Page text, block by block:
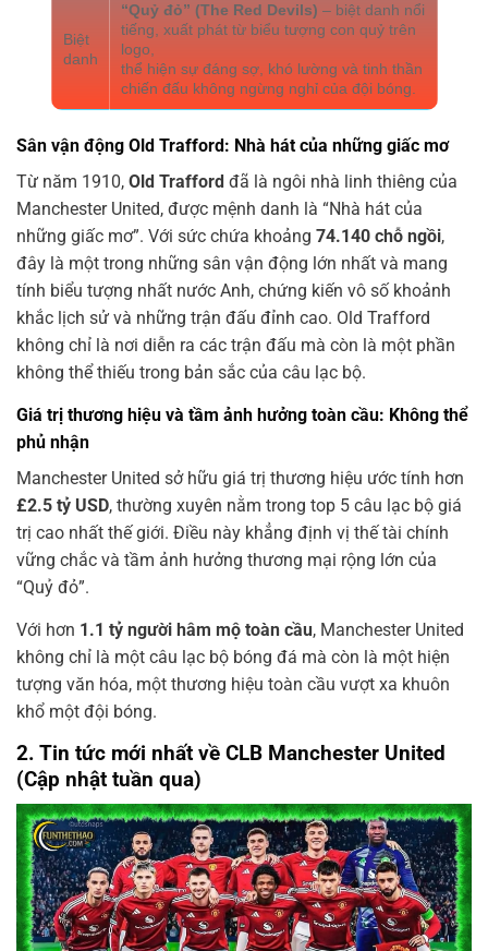
Biệt
danh
“Quỷ đỏ” (The Red Devils) – biệt danh nổi
tiếng, xuất phát từ biểu tượng con quỷ trên
logo,
thể hiện sự đáng sợ, khó lường và tinh thần
chiến đấu không ngừng nghỉ của đội bóng.
Sân vận động Old Trafford: Nhà hát của những giấc mơ
Từ năm 1910, Old Trafford đã là ngôi nhà linh thiêng của
Manchester United, được mệnh danh là “Nhà hát của
những giấc mơ”. Với sức chứa khoảng 74.140 chỗ ngồi,
đây là một trong những sân vận động lớn nhất và mang
tính biểu tượng nhất nước Anh, chứng kiến vô số khoảnh
khắc lịch sử và những trận đấu đỉnh cao. Old Trafford
không chỉ là nơi diễn ra các trận đấu mà còn là một phần
không thể thiếu trong bản sắc của câu lạc bộ.
Giá trị thương hiệu và tầm ảnh hưởng toàn cầu: Không thể
phủ nhận
Manchester United sở hữu giá trị thương hiệu ước tính hơn
£2.5 tỷ USD, thường xuyên nằm trong top 5 câu lạc bộ giá
trị cao nhất thế giới. Điều này khẳng định vị thế tài chính
vững chắc và tầm ảnh hưởng thương mại rộng lớn của
“Quỷ đỏ”.
Với hơn 1.1 tỷ người hâm mộ toàn cầu, Manchester United
không chỉ là một câu lạc bộ bóng đá mà còn là một hiện
tượng văn hóa, một thương hiệu toàn cầu vượt xa khuôn
khổ một đội bóng.
2. Tin tức mới nhất về CLB Manchester United
(Cập nhật tuần qua)